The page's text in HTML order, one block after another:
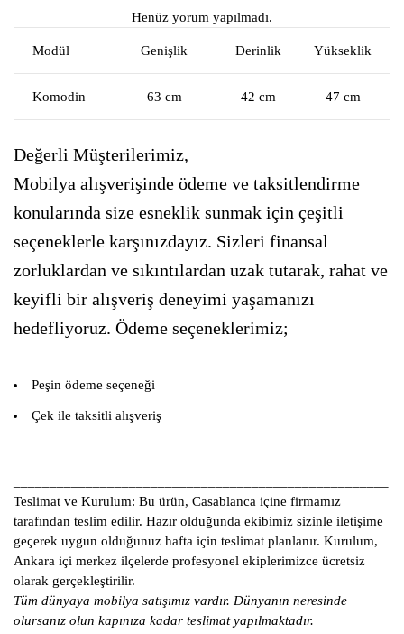
Henüz yorum yapılmadı.
Modül Genişlik Derinlik Yükseklik
Komodin 63 cm 42 cm 47 cm
Değerli Müşterilerimiz,
Mobilya alışverişinde ödeme ve taksitlendirme
konularında size esneklik sunmak için çeşitli
seçeneklerle karşınızdayız. Sizleri finansal
zorluklardan ve sıkıntılardan uzak tutarak, rahat ve
keyifli bir alışveriş deneyimi yaşamanızı
hedefliyoruz. Ödeme seçeneklerimiz;
Peşin ödeme seçeneği
Çek ile taksitli alışveriş
Teslimat ve Kurulum: Bu ürün, Casablanca içine firmamız
tarafından teslim edilir. Hazır olduğunda ekibimiz sizinle iletişime
geçerek uygun olduğunuz hafta için teslimat planlanır. Kurulum,
Ankara içi merkez ilçelerde profesyonel ekiplerimizce ücretsiz
olarak gerçekleştirilir.
Tüm dünyaya mobilya satışımız vardır. Dünyanın neresinde
olursanız olun kapınıza kadar teslimat yapılmaktadır.